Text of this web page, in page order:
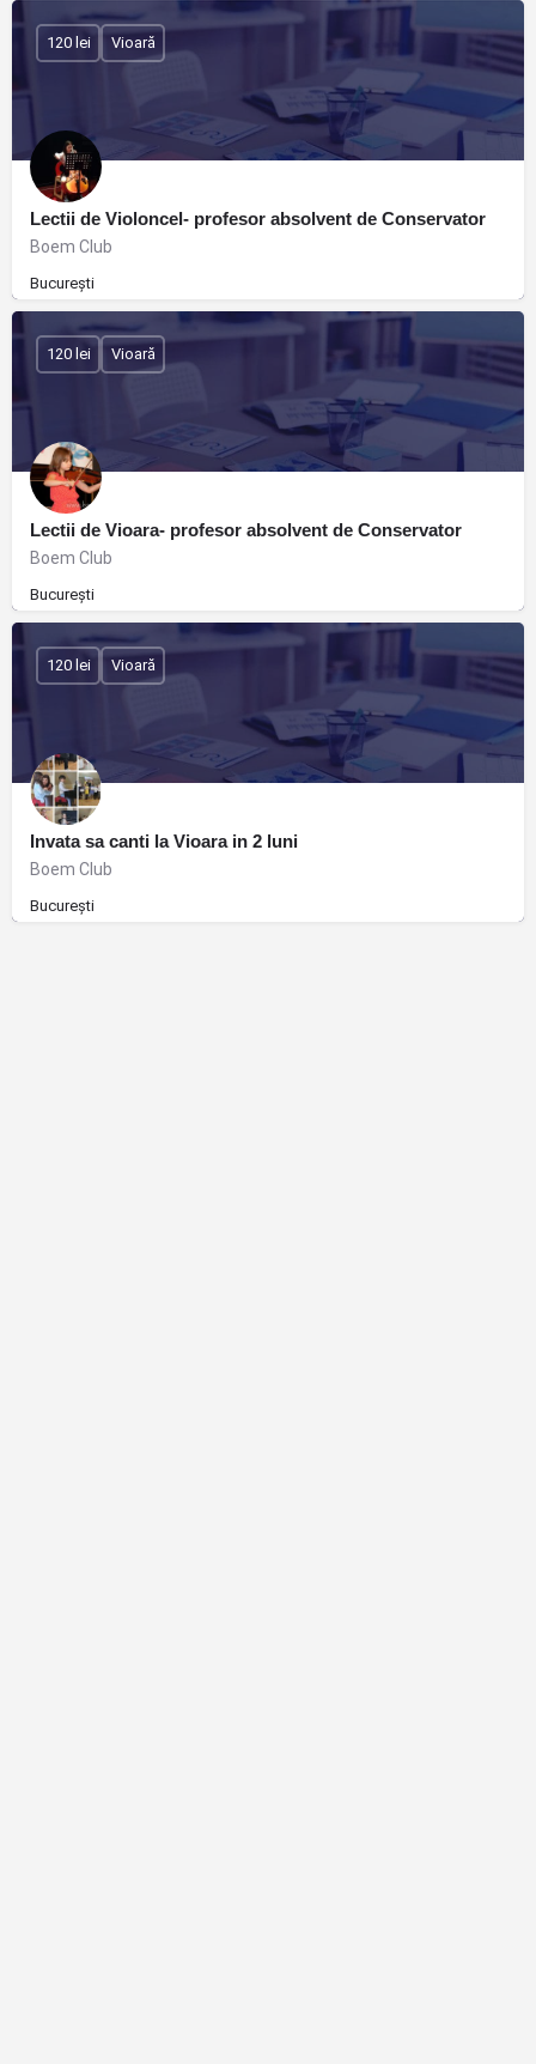
Lectii de Violoncel- profesor absolvent de Conservator
Boem Club
București
120 lei Vioară
Lectii de Vioara- profesor absolvent de Conservator
Boem Club
București
120 lei Vioară
Invata sa canti la Vioara in 2 luni
Boem Club
București
120 lei Vioară